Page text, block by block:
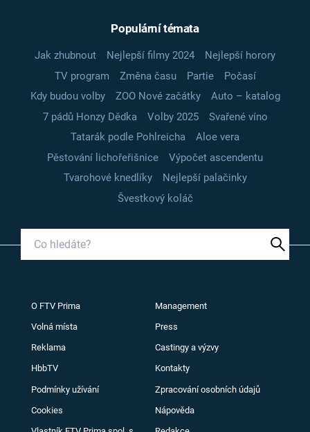
Populární témata
Jak zhubnout Nejlepší filmy 2024
Nejlepší horory
TV program
Změna času Partie
Počasí
Kdy budou volby
ZOO Nové začátky
Auto – katalog
7 pádů Honzy Dědka
Volby 2025
Svařené víno
Tatarák podle Pohlreicha
Aloe vera
Pěstování lichořeřišnice
Výpočet ascendentu
Tvarohové knedlíky
Nejlepší palačinky
Švestkový koláč
O FTV Prima Management
Volná místa Press
Reklama Castingy a výzvy
HbbTV Kontakty
Podmínky užívání Zpracování osobních údajů
Cookies Nápověda